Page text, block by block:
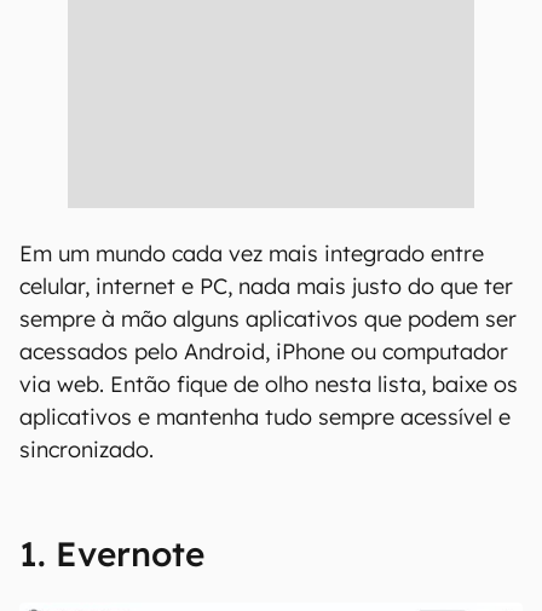
Em um mundo cada vez mais integrado entre
celular, internet e PC, nada mais justo do que ter
sempre à mão alguns aplicativos que podem ser
acessados pelo Android, iPhone ou computador
via web. Então fique de olho nesta lista, baixe os
aplicativos e mantenha tudo sempre acessível e
sincronizado.
1. Evernote